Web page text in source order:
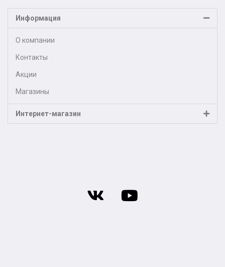
Информация
О компании
Контакты
Акции
Магазины
Интернет-магазин